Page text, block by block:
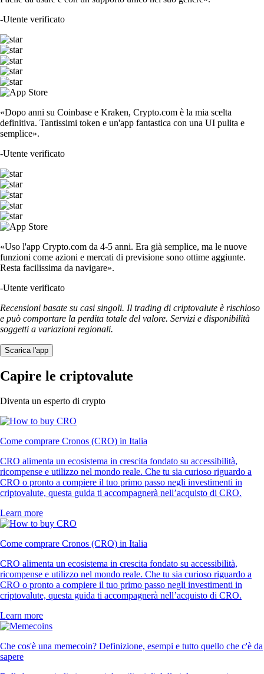
-Utente verificato
«Dopo anni su Coinbase e Kraken, Crypto.com è la mia scelta
definitiva. Tantissimi token e un'app fantastica con una UI pulita e
semplice».
-Utente verificato
«Uso l'app Crypto.com da 4-5 anni. Era già semplice, ma le nuove
funzioni come azioni e mercati di previsione sono ottime aggiunte.
Resta facilissima da navigare».
-Utente verificato
Recensioni basate su casi singoli. Il trading di criptovalute è rischioso
e può comportare la perdita totale del valore. Servizi e disponibilità
soggetti a variazioni regionali.
Scarica l'app
Capire le criptovalute
Diventa un esperto di crypto
Come comprare Cronos (CRO) in Italia
CRO alimenta un ecosistema in crescita fondato su accessibilità,
ricompense e utilizzo nel mondo reale. Che tu sia curioso riguardo a
CRO o pronto a compiere il tuo primo passo negli investimenti in
criptovalute, questa guida ti accompagnerà nell’acquisto di CRO.
Learn more
Come comprare Cronos (CRO) in Italia
CRO alimenta un ecosistema in crescita fondato su accessibilità,
ricompense e utilizzo nel mondo reale. Che tu sia curioso riguardo a
CRO o pronto a compiere il tuo primo passo negli investimenti in
criptovalute, questa guida ti accompagnerà nell’acquisto di CRO.
Learn more
Che cos'è una memecoin? Definizione, esempi e tutto quello che c'è da
sapere